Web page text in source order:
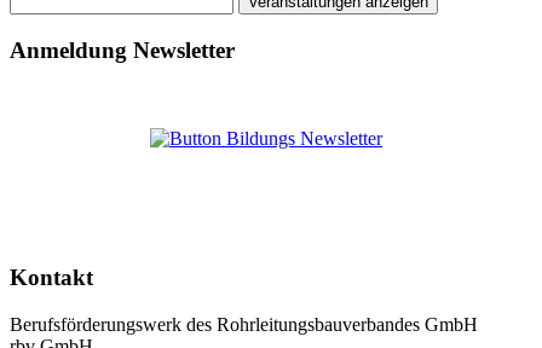
Anmeldung Newsletter
Kontakt
Berufsförderungswerk des Rohrleitungsbauverbandes GmbH